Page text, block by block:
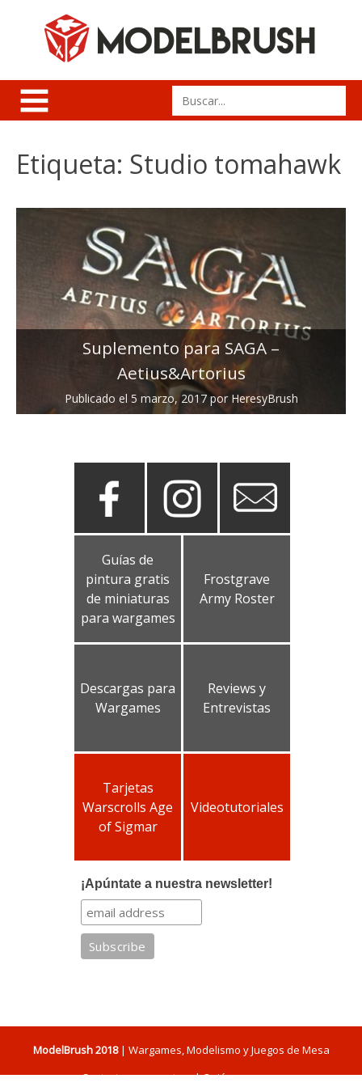
Search
for:
Etiqueta: Studio tomahawk
Suplemento para SAGA –
Aetius&Artorius
Publicado el 5 marzo, 2017por HeresyBrush
Guías de
pintura gratis
de miniaturas
para wargames
Frostgrave
Army Roster
Descargas para
Wargames
Reviews y
Entrevistas
Tarjetas
Warscrolls Age
of Sigmar
Videotutoriales
¡Apúntate a nuestra newsletter!
ModelBrush 2018| Wargames, Modelismo y Juegos de Mesa
Contacta con nosotros|Quiénes somos